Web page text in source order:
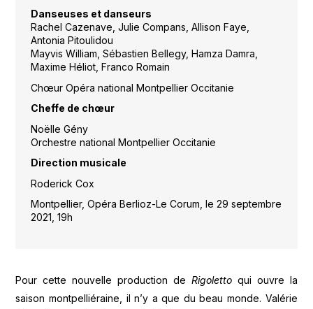
Danseuses et danseurs
Rachel Cazenave, Julie Compans, Allison Faye,
Antonia Pitoulidou
Mayvis William, Sébastien Bellegy, Hamza Damra,
Maxime Héliot, Franco Romain
Chœur Opéra national Montpellier Occitanie
Cheffe de chœur
Noëlle Gény
Orchestre national Montpellier Occitanie
Direction musicale
Roderick Cox
Montpellier, Opéra Berlioz-Le Corum, le 29 septembre
2021, 19h
Pour cette nouvelle production de Rigolettoqui ouvre la
saison montpelliéraine, il n’y a que du beau monde. Valérie